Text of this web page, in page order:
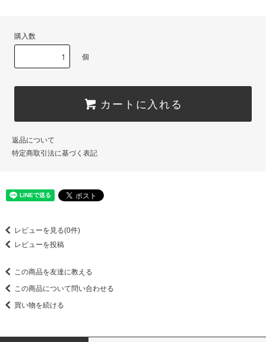
購入数
個
カートに入れる
返品について
特定商取引法に基づく表記
レビューを見る(0件)
レビューを投稿
この商品を友達に教える
この商品について問い合わせる
買い物を続ける